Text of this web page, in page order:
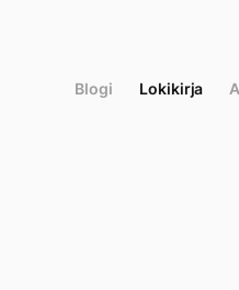
Blogi Lokikirja